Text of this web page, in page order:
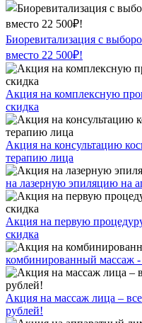
Биоревитализация с
вместо 22 500₽!
Акция на комплексную
скидка
Акция на консультацию
терапию лица
на лазерную эпиляцию на
Акция на первую
скидка
комбинированный массаж -
Акция на массаж лица –
рублей!